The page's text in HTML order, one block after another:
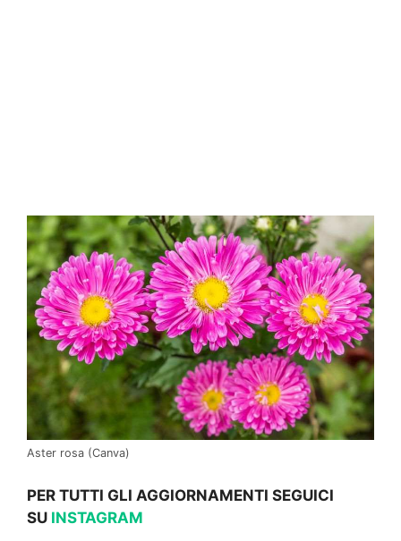
Aster rosa (Canva)
PER TUTTI GLI AGGIORNAMENTI SEGUICI
SU INSTAGRAM